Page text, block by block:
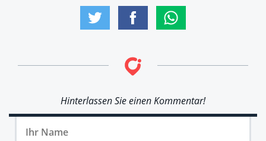
Hinterlassen Sie einen Kommentar!